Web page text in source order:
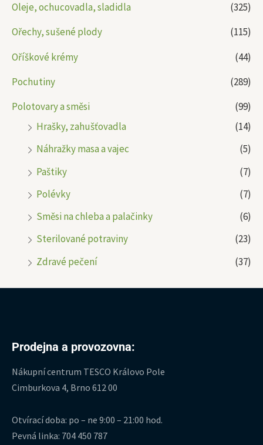
Oleje, ochucovadla, sladidla
(325)
Ořechy, sušené plody
(115)
Oříškové krémy
(44)
Pochutiny
(289)
Polotovary a směsi
(99)
Hrašky, zahušťovadla
(14)
Náhražky masa a vajec
(5)
Paštiky
(7)
Polévky
(7)
Směsi na chleba a palačinky
(6)
Sterilované potraviny
(23)
Zdravé pečení
(37)
Prodejna a provozovna:
Nákupní centrum TESCO Královo Pole
Cimburkova 4, Brno 612 00
Otvírací doba: po – ne 9:00 – 21:00 hod.
Pevná linka: 704 450 787